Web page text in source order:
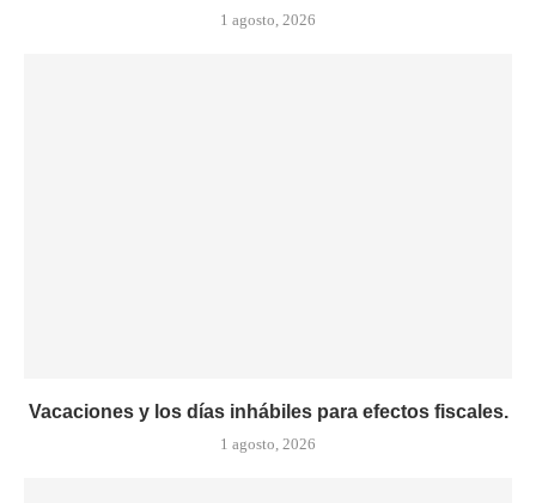
1 agosto, 2026
Vacaciones y los días inhábiles para efectos fiscales.
1 agosto, 2026